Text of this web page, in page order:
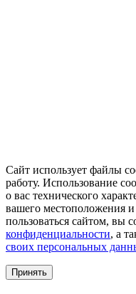
Сайт использует файлы
работу. Использование
о вас технического
вашего местоположения
пользоваться сайтом, вы
конфиденциальности, а
своих персональных
Принять